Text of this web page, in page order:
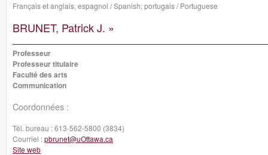
Français et anglais, espagnol / Spanish; portugais / Portuguese
BRUNET, Patrick J. »
Professeur
Professeur titulaire
Faculté des arts
Communication
Coordonnées :
Tél. bureau :613-562-5800 (3834)
Courriel :pbrunet@uOttawa.ca
Site web